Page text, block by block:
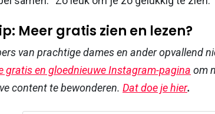
Meer gratis zien en lezen?
van prachtige dames en ander opvallend
gratis en gloednieuwe Instagram-pagina om
content te bewonderen. Dat doe je hier.